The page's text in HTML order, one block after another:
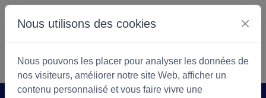
S'identifier Commencer
Nous utilisons des cookies
Nous pouvons les placer pour analyser les données de
nos visiteurs, améliorer notre site Web, afficher un
contenu personnalisé et vous faire vivre une